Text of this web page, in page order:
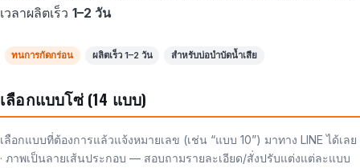
เวลาผลิตเร็ว 1–2 วัน
ทนการกัดกร่อน ผลิตเร็ว 1–2 วัน สำหรับบ่อบำบัดน้ำเสีย
เลือกแบบโซ่ (14 แบบ)
เลือกแบบที่ต้องการแล้วแจ้งหมายเลข (เช่น “แบบ 10”) มาทาง LINE ได้เลย
· ภาพเป็นลายเส้นประกอบ — สอบถามรายละเอียด/สั่งปรับแต่งแต่ละแบบ